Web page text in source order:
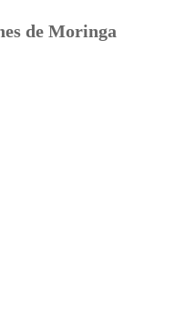
de Moringa